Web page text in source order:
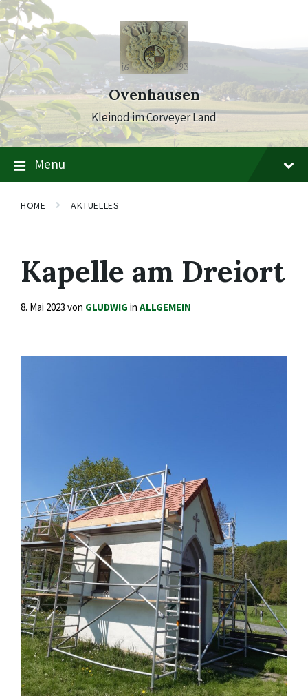
Skip
to
content
Skip
to
main
navigation
Skip
to
footer
Ovenhausen
Kleinod im Corveyer Land
Menu
HOME AKTUELLES
Kapelle am Dreiort
8. Mai 2023 von GLUDWIG in ALLGEMEIN